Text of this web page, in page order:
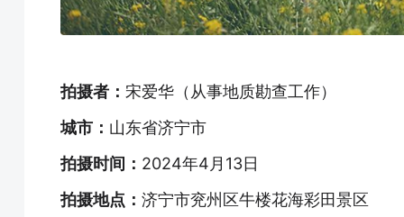
拍摄者： 宋爱华（从事地质勘查工作）
城市： 山东省济宁市
拍摄时间： 2024年4月13日
拍摄地点： 济宁市兖州区牛楼花海彩田景区